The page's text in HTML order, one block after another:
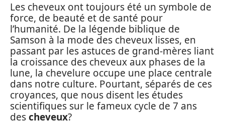
Les cheveux ont toujours été un symbole de
force, de beauté et de santé pour
l’humanité. De la légende biblique de
Samson à la mode des cheveux lisses, en
passant par les astuces de grand-mères liant
la croissance des cheveux aux phases de la
lune, la chevelure occupe une place centrale
dans notre culture. Pourtant, séparés de ces
croyances, que nous disent les études
scientifiques sur le fameux cycle de 7 ans
descheveux?